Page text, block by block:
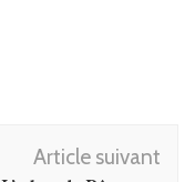
Article suivant